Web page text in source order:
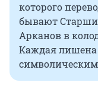
которого
бывают
Арканов в
Каждая лишена